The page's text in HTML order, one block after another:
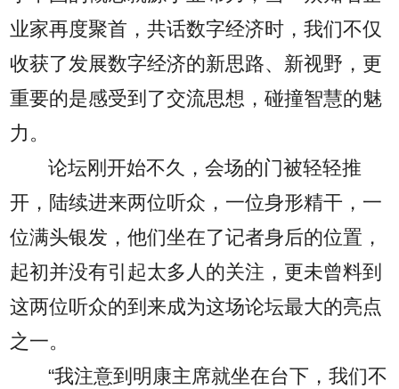
业家再度聚首，共话数字经济时，我们不仅
收获了发展数字经济的新思路、新视野，更
重要的是感受到了交流思想，碰撞智慧的魅
力。
论坛刚开始不久，会场的门被轻轻推
开，陆续进来两位听众，一位身形精干，一
位满头银发，他们坐在了记者身后的位置，
起初并没有引起太多人的关注，更未曾料到
这两位听众的到来成为这场论坛最大的亮点
之一。
“我注意到明康主席就坐在台下，我们不